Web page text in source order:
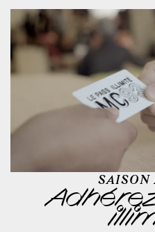
SAISON